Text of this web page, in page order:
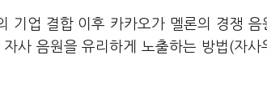
기업 결합 이후 카카오가 멜론의 경쟁
자사 음원을 유리하게 노출하는 방법(자사